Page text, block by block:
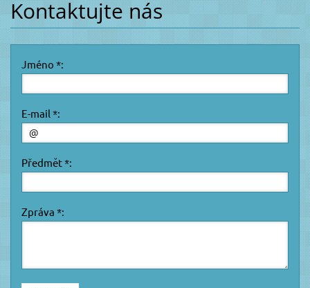
Kontaktujte nás
Jméno *:
E-mail *:
Předmět *:
Zpráva *: